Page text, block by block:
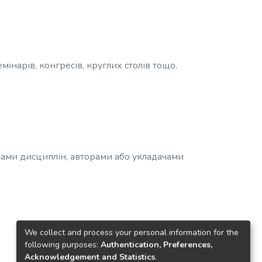
конгресів, круглих столів тощо.
дисциплін, авторами або укладачами
We collect and process your personal information for the
following purposes: Authentication, Preferences,
Acknowledgement and Statistics.